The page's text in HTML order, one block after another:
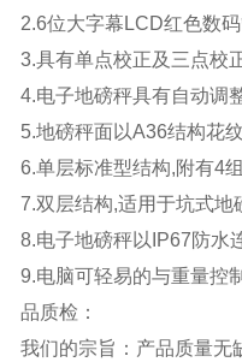
2.6位大字幕LCD红色数
3.具有单点校正及三点校
4.电子地磅秤具有自动调
5.地磅秤面以A36结构花
6.单层标准型结构,附有4
7.双层结构,适用于坑式地
8.电子地磅秤以IP67防水
9.电脑可轻易的与重量控
品质检：
我们的宗旨：产品质量无